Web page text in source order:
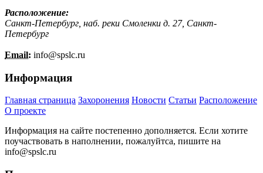
Расположение:
Санкт-Петербург, наб. реки Смоленки д. 27, Санкт-
Петербург
Email: info@spslc.ru
Информация
Главная страница Захоронения Новости Статьи Расположение
О проекте
Информация на сайте постепенно дополняется. Если хотите
поучаствовать в наполнении, пожалуйтса, пишите на
info@spslc.ru